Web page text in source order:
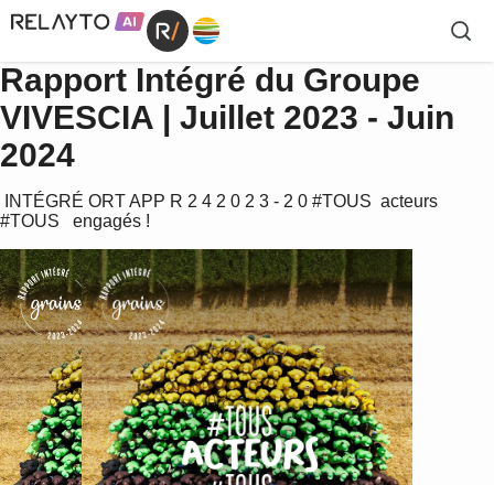
Rapport Intégré du Groupe
VIVESCIA | Juillet 2023 - Juin
2024
#TOUS   engagés !